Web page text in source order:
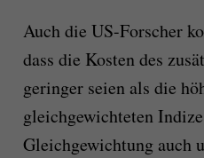
Auch die US-Forscher
dass die Kosten des
geringer seien als die
gleichgewichteten
Gleichgewichtung auch